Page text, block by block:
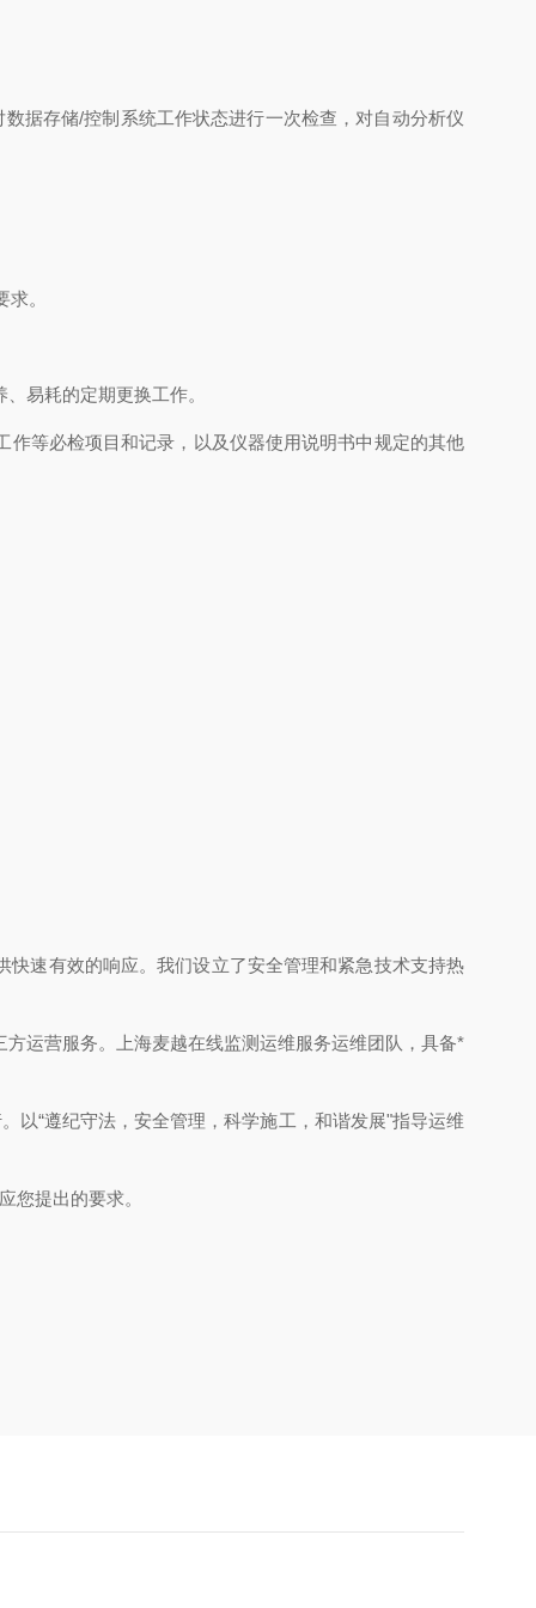
据存储/控制系统工作状态进行一次检查，对自动分析仪
。
易耗的定期更换工作。
等必检项目和记录，以及仪器使用说明书中规定的其他
快速有效的响应。我们设立了安全管理和紧急技术支持热
运营服务。上海麦越在线监测运维服务运维团队，具备*
以“遵纪守法，安全管理，科学施工，和谐发展"指导运维
您提出的要求。